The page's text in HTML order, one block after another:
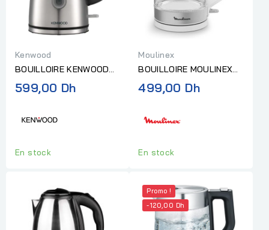
Kenwood
BOUILLOIRE KENWOOD
EN ACIER INOXYDABLE
1,7 L- 3000 W
599,00 Dh
En stock
Moulinex
BOUILLOIRE MOULINEX
EN VERRE 1,7L 2200W
BLC/SILVER
499,00 Dh
En stock
Promo !
-120,00 Dh